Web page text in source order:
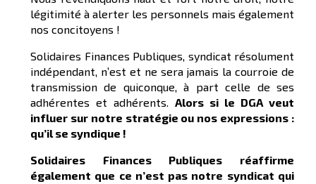
légitimité à alerter les personnels mais également
nos concitoyens !
Solidaires Finances Publiques, syndicat résolument
indépendant, n’est et ne sera jamais la courroie de
transmission de quiconque, à part celle de ses
adhérentes et adhérents. Alors si le DGA veut
influer sur notre stratégie ou nos expressions :
qu’il se syndique !
Solidaires Finances Publiques réaffirme
également que ce n’est pas notre syndicat qui